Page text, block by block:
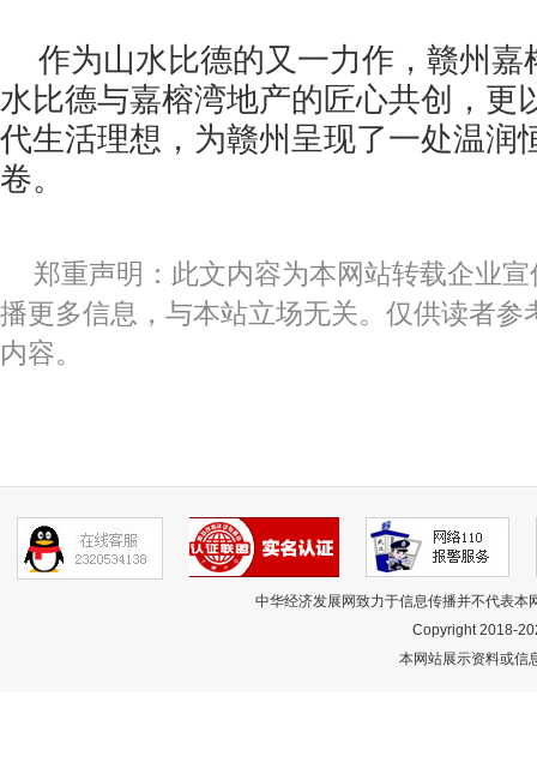
作为山水比德的又一力作，赣州嘉
水比德与嘉榕湾地产的匠心共创，更
代生活理想，为赣州呈现了一处温润
卷。
郑重声明：此文内容为本网站转载企业
播更多信息，与本站立场无关。仅供读者参
内容。
中华经济发展网致力于信息传播并不代表
Copyright 2018-
本网站展示资料或信